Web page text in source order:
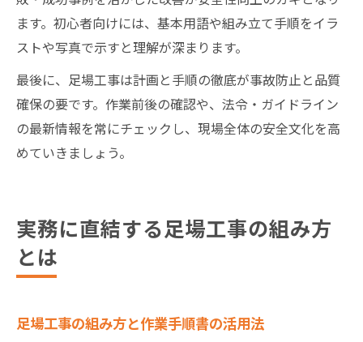
ます。初心者向けには、基本用語や組み立て手順をイラ
ストや写真で示すと理解が深まります。
最後に、足場工事は計画と手順の徹底が事故防止と品質
確保の要です。作業前後の確認や、法令・ガイドライン
の最新情報を常にチェックし、現場全体の安全文化を高
めていきましょう。
実務に直結する足場工事の組み方
とは
足場工事の組み方と作業手順書の活用法